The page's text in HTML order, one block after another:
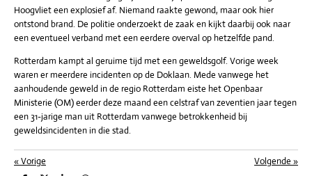
Hoogvliet een explosief af. Niemand raakte gewond, maar ook hier
ontstond brand. De politie onderzoekt de zaak en kijkt daarbij ook naar
een eventueel verband met een eerdere overval op hetzelfde pand.
Rotterdam kampt al geruime tijd met een geweldsgolf. Vorige week
waren er meerdere incidenten op de Doklaan. Mede vanwege het
aanhoudende geweld in de regio Rotterdam eiste het Openbaar
Ministerie (OM) eerder deze maand een celstraf van zeventien jaar tegen
een 31-jarige man uit Rotterdam vanwege betrokkenheid bij
geweldsincidenten in die stad.
«Vorige Volgende »